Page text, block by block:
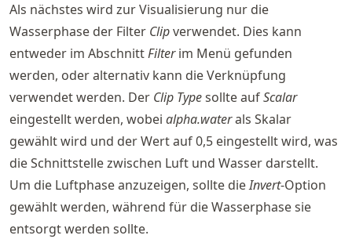
Als nächstes wird zur Visualisierung nur die
Wasserphase der Filter Clipverwendet. Dies kann
entweder im AbschnittFilterim Menü gefunden
werden, oder alternativ kann die Verknüpfung
verwendet werden. Der Clip Typesollte aufScalar
eingestellt werden, wobei alpha.waterals Skalar
gewählt wird und der Wert auf 0,5 eingestellt wird, was
die Schnittstelle zwischen Luft und Wasser darstellt.
Um die Luftphase anzuzeigen, sollte dieInvert-Option
gewählt werden, während für die Wasserphase sie
entsorgt werden sollte.